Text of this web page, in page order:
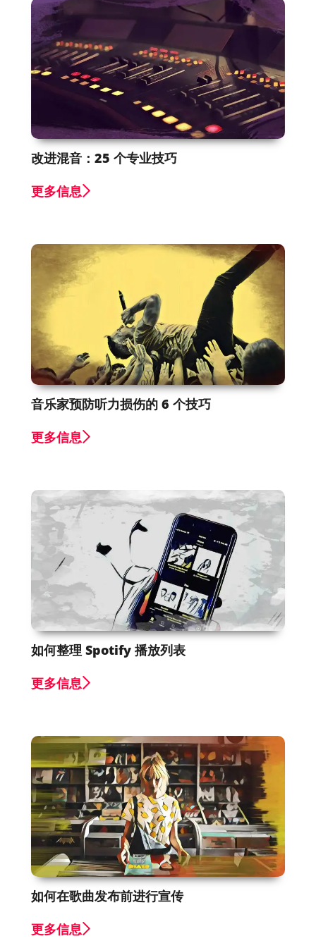
改进混音：25 个专业技巧
更多信息
音乐家预防听力损伤的 6 个技巧
更多信息
如何整理 Spotify 播放列表
更多信息
如何在歌曲发布前进行宣传
更多信息